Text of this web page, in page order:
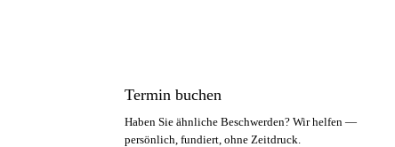
Termin buchen
Haben Sie ähnliche Beschwerden? Wir helfen —
persönlich, fundiert, ohne Zeitdruck.